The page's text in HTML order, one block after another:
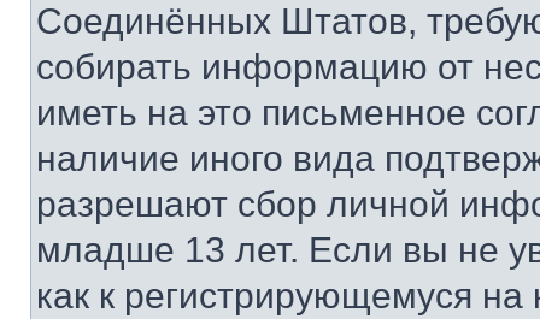
Соединённых Штатов,
собирать информацию от
иметь на это письменное
наличие иного вида
разрешают сбор личной
младше 13 лет. Если вы не
как к регистрирующемуся